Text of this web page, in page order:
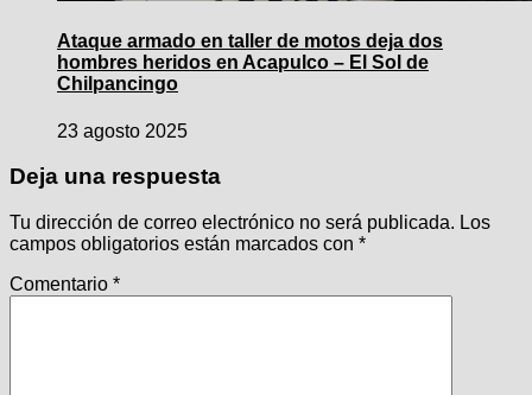
Ataque armado en taller de motos deja dos
hombres heridos en Acapulco – El Sol de
Chilpancingo
23 agosto 2025
Deja una respuesta
Tu dirección de correo electrónico no será publicada. Los
campos obligatorios están marcados con *
Comentario *